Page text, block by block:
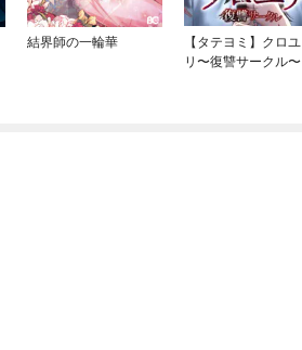
結界師の一輪華
【タテヨミ】クロユ
リ〜復讐サークル〜